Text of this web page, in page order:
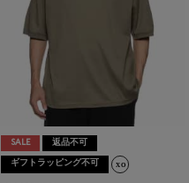
SALE 返品不可
ギフトラッピング不可